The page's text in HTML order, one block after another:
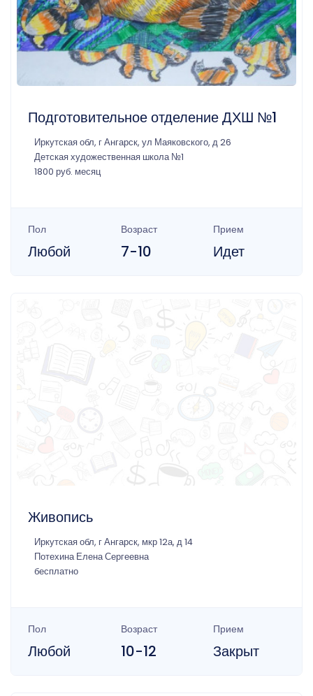
Подготовительное отделение ДХШ №1
Иркутская обл, г Ангарск, ул Маяковского, д 26
Детская художественная школа №1
1800 руб. месяц
Пол
Любой
Возраст
7-10
Прием
Идет
Живопись
Иркутская обл, г Ангарск, мкр 12а, д 14
Потехина Елена Сергеевна
бесплатно
Пол
Любой
Возраст
10-12
Прием
Закрыт